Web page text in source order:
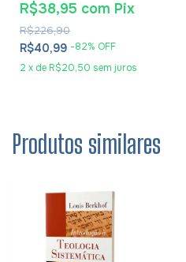
R$40,99 -82% OFF
2 x de R$20,50 sem juros
R$226,90
R$38,95 com Pix
Produtos similares